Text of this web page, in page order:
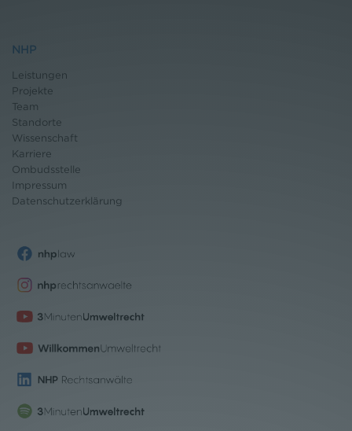
NHP
Leistungen
Projekte
Team
Standorte
Wissenschaft
Karriere
Ombudsstelle
Impressum
Datenschutzerklärung